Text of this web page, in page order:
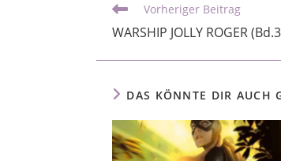
Vorheriger Beitrag
WARSHIP JOLLY ROGER
DAS KÖNNTE DIR AUCH